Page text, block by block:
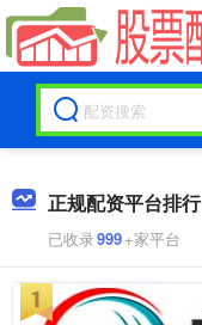
正规配资平台排行
已收录999+家平台